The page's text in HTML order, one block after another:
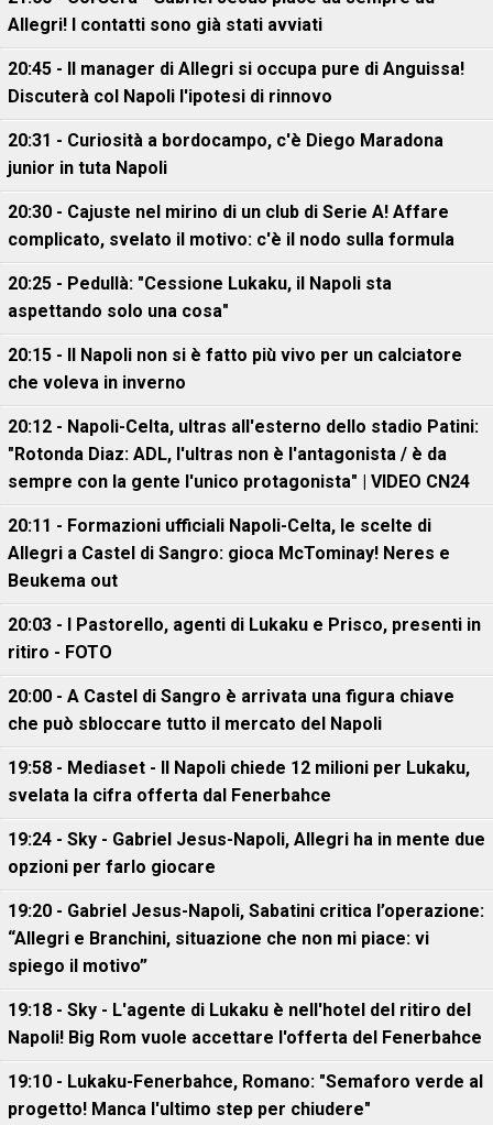
Allegri! I contatti sono già stati avviati
20:45 - Il manager di Allegri si occupa pure di Anguissa!
Discuterà col Napoli l'ipotesi di rinnovo
20:31 - Curiosità a bordocampo, c'è Diego Maradona
junior in tuta Napoli
20:30 - Cajuste nel mirino di un club di Serie A! Affare
complicato, svelato il motivo: c'è il nodo sulla formula
20:25 - Pedullà: "Cessione Lukaku, il Napoli sta
aspettando solo una cosa"
20:15 - Il Napoli non si è fatto più vivo per un calciatore
che voleva in inverno
20:12 - Napoli-Celta, ultras all'esterno dello stadio Patini:
"Rotonda Diaz: ADL, l'ultras non è l'antagonista / è da
sempre con la gente l'unico protagonista" | VIDEO CN24
20:11 - Formazioni ufficiali Napoli-Celta, le scelte di
Allegri a Castel di Sangro: gioca McTominay! Neres e
Beukema out
20:03 - I Pastorello, agenti di Lukaku e Prisco, presenti in
ritiro - FOTO
20:00 - A Castel di Sangro è arrivata una figura chiave
che può sbloccare tutto il mercato del Napoli
19:58 - Mediaset - Il Napoli chiede 12 milioni per Lukaku,
svelata la cifra offerta dal Fenerbahce
19:24 - Sky - Gabriel Jesus-Napoli, Allegri ha in mente due
opzioni per farlo giocare
19:20 - Gabriel Jesus-Napoli, Sabatini critica l’operazione:
“Allegri e Branchini, situazione che non mi piace: vi
spiego il motivo”
19:18 - Sky - L'agente di Lukaku è nell'hotel del ritiro del
Napoli! Big Rom vuole accettare l'offerta del Fenerbahce
19:10 - Lukaku-Fenerbahce, Romano: "Semaforo verde al
progetto! Manca l'ultimo step per chiudere"